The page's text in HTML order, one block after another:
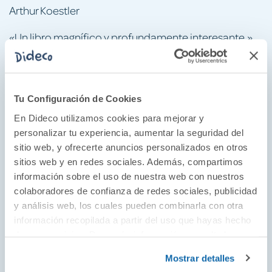
Tu Configuración de Cookies
En Dideco utilizamos cookies para mejorar y
personalizar tu experiencia, aumentar la seguridad del
sitio web, y ofrecerte anuncios personalizados en otros
sitios web y en redes sociales. Además, compartimos
información sobre el uso de nuestra web con nuestros
colaboradores de confianza de redes sociales, publicidad
y análisis web, los cuales pueden combinarla con otra
información recopilada a partir del uso que hayas hecho
Mostrar detalles
Arthur Koestler
«Un libro magnífico y profundamente interesante.»
Aldous Huxley
atractiva del siglo XX. Pero es obvio que era mucho
más que un gran escritor. Hoy resulta necesario
debido a su pasión por la verdad.»
The Sunday Times
«Casi antes que nadie él comprendió que la
corrupción de las palabras es un síntoma y a la vez la
causa de la corrupción del pensamiento.»
Antonio Muñoz Molina
«Un intelectual radicalmente independiente cuya